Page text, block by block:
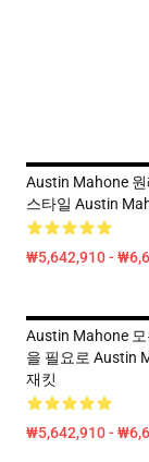
Austin Mahone
스타일 Austin
₩5,642,910 -
Austin Mahone 모
을 필요로 Austin
재킷
₩5,642,910 -